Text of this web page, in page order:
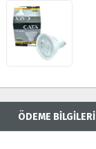
ÖDEME BİLGİLERİ